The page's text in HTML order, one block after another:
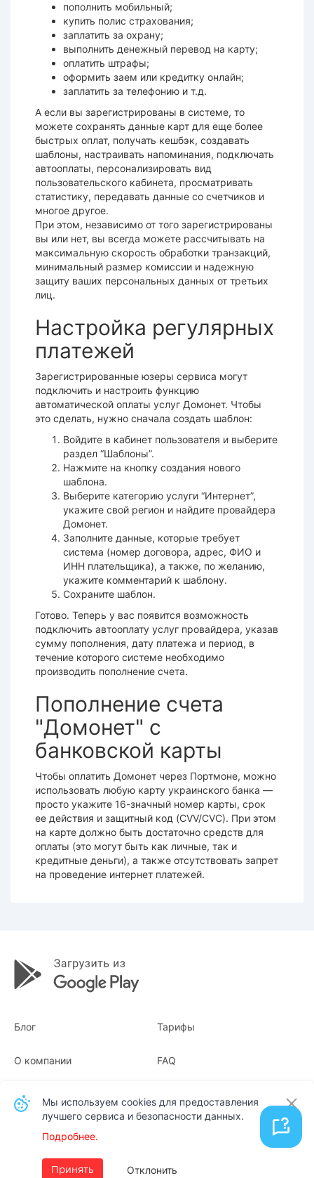
пополнить мобильный;
купить полис страхования;
заплатить за охрану;
выполнить денежный перевод на карту;
оплатить штрафы;
оформить заем или кредитку онлайн;
заплатить за телефонию и т.д.
А если вы зарегистрированы в системе, то
можете сохранять данные карт для еще более
быстрых оплат, получать кешбэк, создавать
шаблоны, настраивать напоминания, подключать
автооплаты, персонализировать вид
пользовательского кабинета, просматривать
статистику, передавать данные со счетчиков и
многое другое.
При этом, независимо от того зарегистрированы
вы или нет, вы всегда можете рассчитывать на
максимальную скорость обработки транзакций,
минимальный размер комиссии и надежную
защиту ваших персональных данных от третьих
лиц.
Настройка регулярных
платежей
Зарегистрированные юзеры сервиса могут
подключить и настроить функцию
автоматической оплаты услуг Домонет. Чтобы
это сделать, нужно сначала создать шаблон:
Войдите в кабинет пользователя и выберите
раздел “Шаблоны”.
Нажмите на кнопку создания нового
шаблона.
Выберите категорию услуги “Интернет”,
укажите свой регион и найдите провайдера
Домонет.
Заполните данные, которые требует
система (номер договора, адрес, ФИО и
ИНН плательщика), а также, по желанию,
укажите комментарий к шаблону.
Сохраните шаблон.
Готово. Теперь у вас появится возможность
подключить автооплату услуг провайдера, указав
сумму пополнения, дату платежа и период, в
течение которого системе необходимо
производить пополнение счета.
Пополнение счета
"Домонет" с
банковской карты
Чтобы оплатить Домонет через Портмоне, можно
использовать любую карту украинского банка —
просто укажите 16-значный номер карты, срок
ее действия и защитный код (CVV/CVC). При этом
на карте должно быть достаточно средств для
оплаты (это могут быть как личные, так и
кредитные деньги), а также отсутствовать запрет
на проведение интернет платежей.
Блог Тарифы
О компании
Квитанции
FAQ
Русский
Мы используем cookies для предоставления
лучшего сервиса и безопасности данных.
Подробнее.
Принять Отклонить